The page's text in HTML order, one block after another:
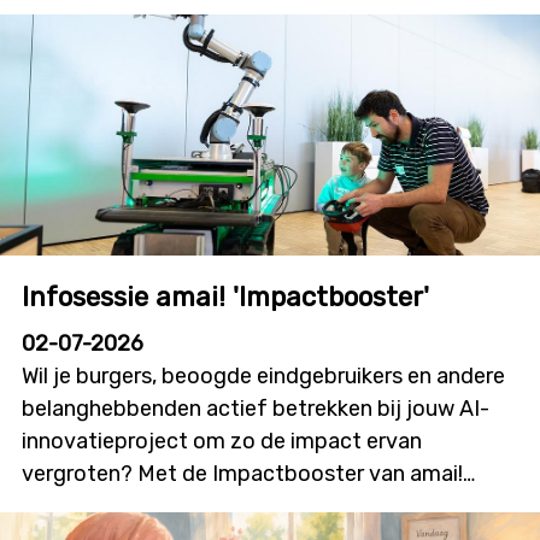
Infosessie amai! 'Impactbooster'
02-07-2026
Wil je burgers, beoogde eindgebruikers en andere
belanghebbenden actief betrekken bij jouw AI-
innovatieproject om zo de impact ervan
vergroten? Met de Impactbooster van amai!
kunnen onderzoekers en innovatoren financiële